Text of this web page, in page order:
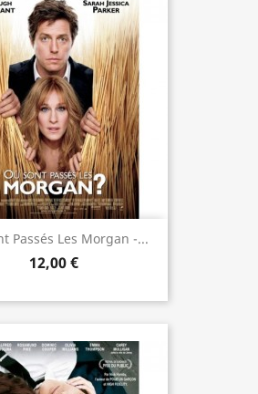
Passés Les Morgan -...
12,00 €